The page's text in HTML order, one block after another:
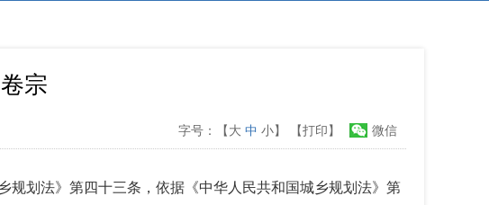
宗
微信
字号：【大 中 小】 【打印】
规划法》第四十三条，依据《中华人民共和国城乡规划法》第